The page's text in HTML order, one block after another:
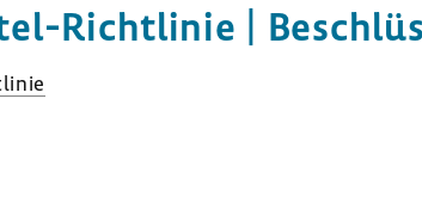
​Richtlinie |